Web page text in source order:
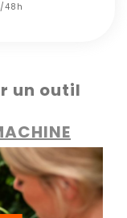
48h
un outil